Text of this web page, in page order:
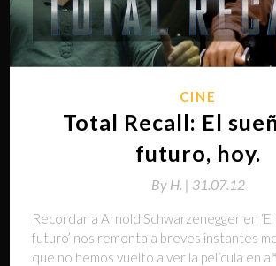
CINE
Total Recall: El
futuro, hoy.
By H. | 31.07.12
Recordar a Arnold Schwarzenegger en
futuro’ nos remonta a breves instantes
que no hemos vuelto a ver la película en